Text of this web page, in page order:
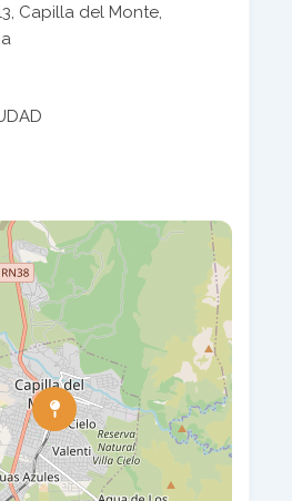
Capilla del Monte,